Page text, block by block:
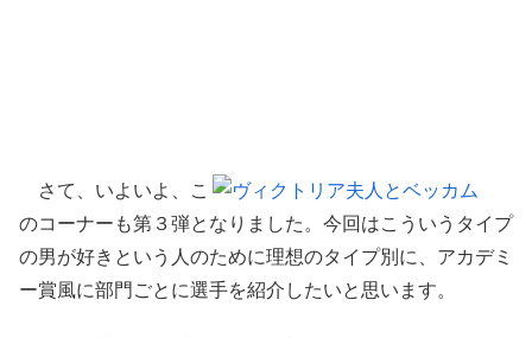
さて、いよいよ、こ
のコーナーも第３弾となりました。今回はこういうタイプ
の男が好きという人のために理想のタイプ別に、アカデミ
ー賞風に部門ごとに選手を紹介したいと思います。